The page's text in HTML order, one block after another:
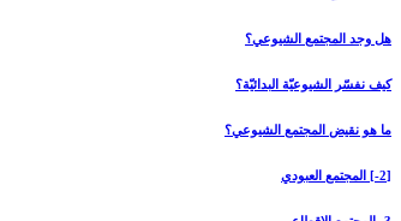
هل وجد المجتمع الشيوعي؟
كيف نفسّر الشيوعيّة البدائيّة؟
ما هو نقيض المجتمع الشيوعي؟
[2-] المجتمع العبودي‏